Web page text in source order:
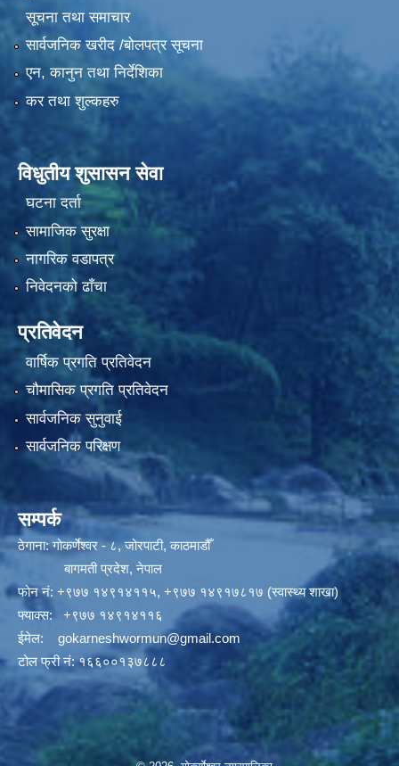
सूचना तथा समाचार
सार्वजनिक खरीद /बोलपत्र सूचना
एन, कानुन तथा निर्देशिका
कर तथा शुल्कहरु
विधुतीय शुसासन सेवा
घटना दर्ता
सामाजिक सुरक्षा
नागरिक वडापत्र
निवेदनको ढाँचा
प्रतिवेदन
वार्षिक प्रगति प्रतिवेदन
चौमासिक प्रगति प्रतिवेदन
सार्वजनिक सुनुवाई
सार्वजनिक परिक्षण
सम्पर्क
ठेगाना: गोकर्णेश्वर - ८, जोरपाटी, काठमाडौँ
बागमती प्रदेश, नेपाल
फोन नं: +९७७ १४९१४११५, +९७७ १४९१७८१७ (स्वास्थ्य शाखा)
फ्याक्स: +९७७ १४९१४११६
ईमेल: gokarneshwormun@gmail.com
टोल फ्री नं:१६६००१३७८८८